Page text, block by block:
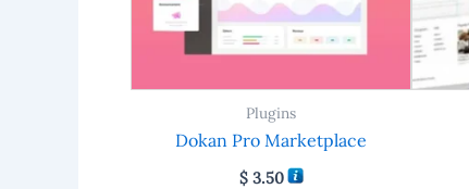
Plugins
Dokan Pro Marketplace
$3.50